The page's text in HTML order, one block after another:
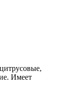
Имеет